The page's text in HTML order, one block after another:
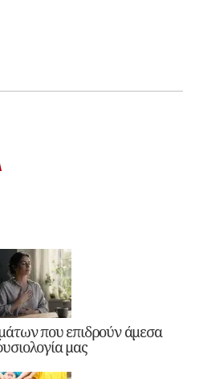
που επιδρούν άμεσα
μας